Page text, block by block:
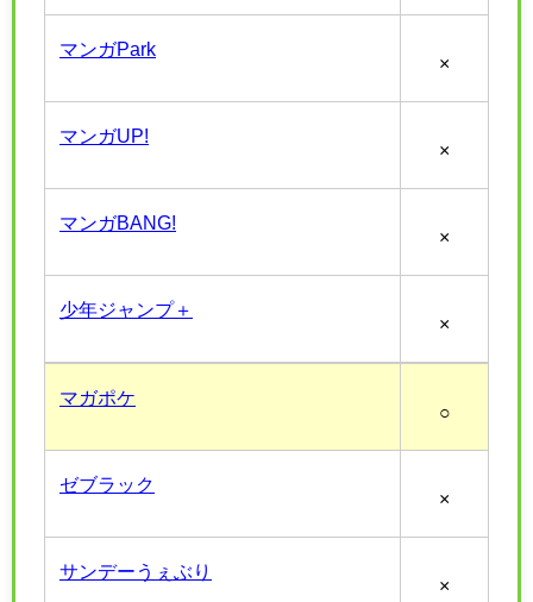
マンガPark
×
マンガUP!
×
マンガBANG!
×
少年ジャンプ＋
×
マガポケ
○
ゼブラック
×
サンデーうぇぶり
×